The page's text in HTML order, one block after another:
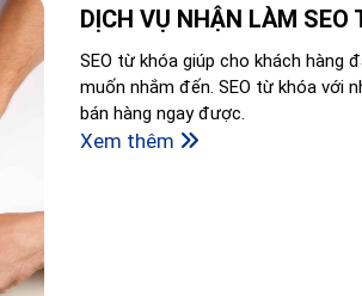
DỊCH VỤ NHẬN LÀM SEO
SEO từ khóa giúp cho khách hàng
muốn nhắm đến. SEO từ khóa với
bán hàng ngay được.
Xem thêm